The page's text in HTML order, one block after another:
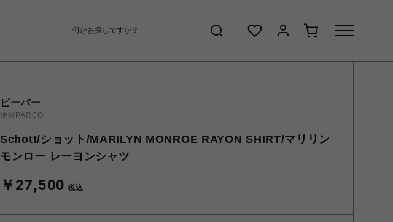
ビーバー
池袋PARCO
Schott/ショット/MARILYN MONROE RAYON SHIRT/マリリン
モンロー レーヨンシャツ
￥27,500 税込